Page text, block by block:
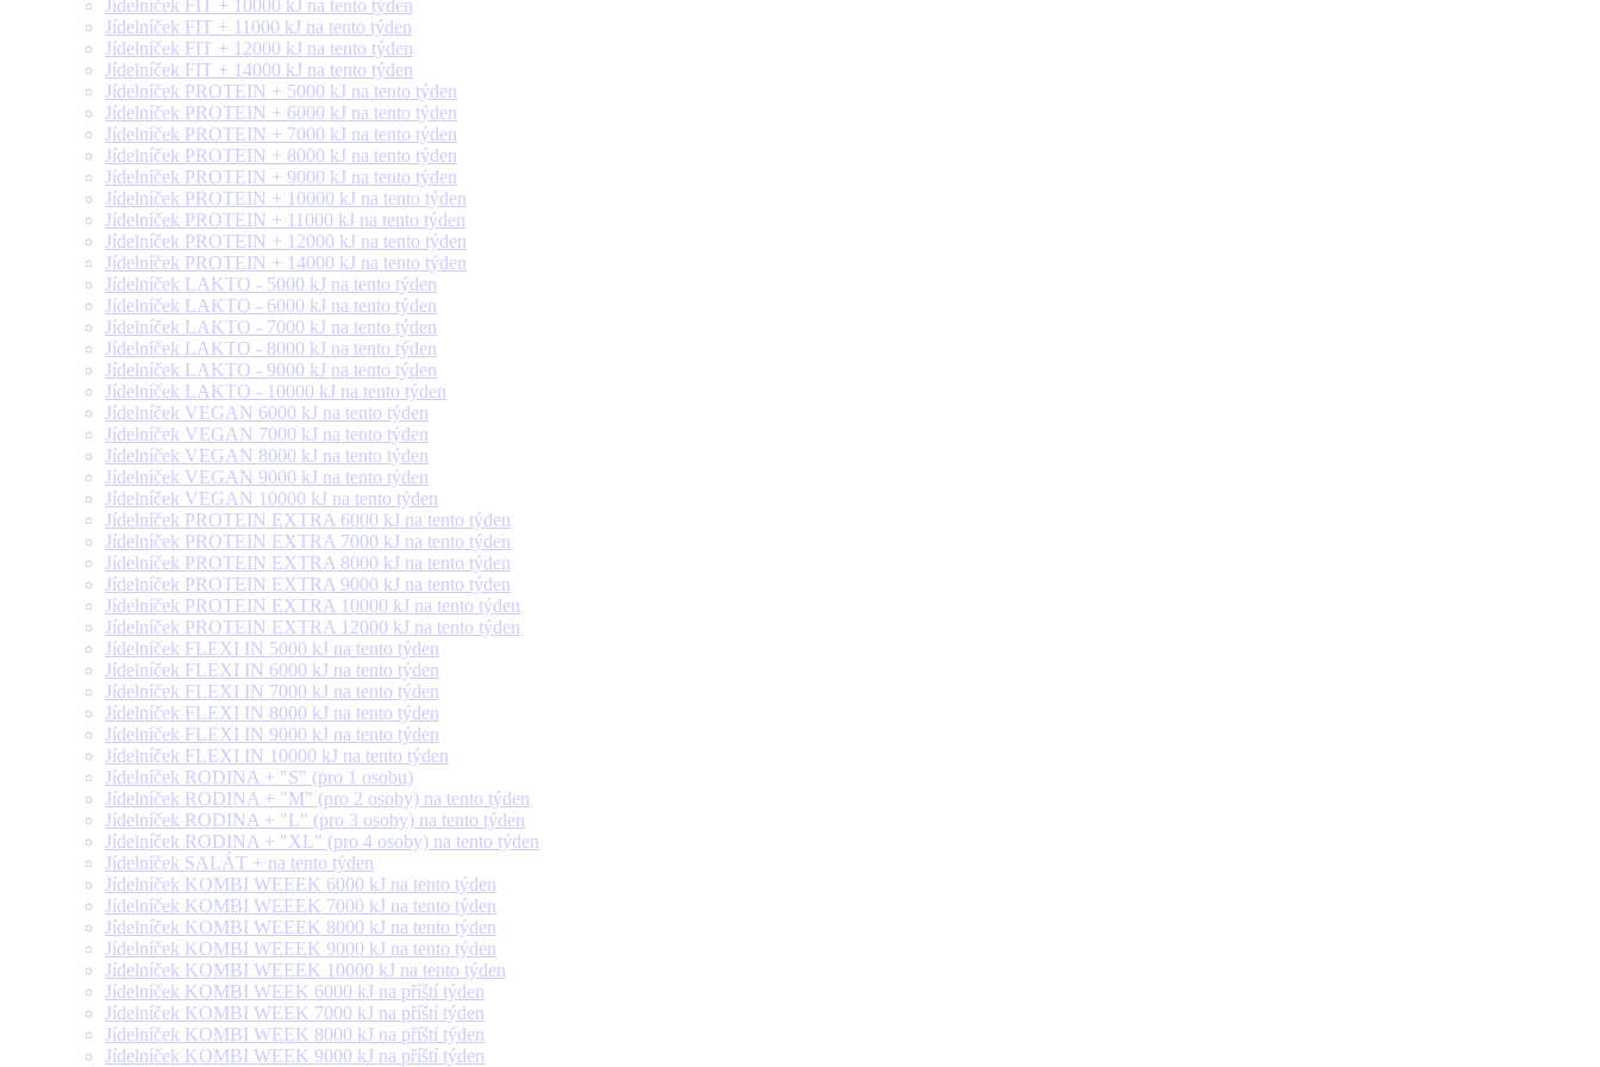
Jídelníček FIT + 10000 kJ na tento týden
Jídelníček FIT + 11000 kJ na tento týden
Jídelníček FIT + 12000 kJ na tento týden
Jídelníček FIT + 14000 kJ na tento týden
Jídelníček PROTEIN + 5000 kJ na tento týden
Jídelníček PROTEIN + 6000 kJ na tento týden
Jídelníček PROTEIN + 7000 kJ na tento týden
Jídelníček PROTEIN + 8000 kJ na tento týden
Jídelníček PROTEIN + 9000 kJ na tento týden
Jídelníček PROTEIN + 10000 kJ na tento týden
Jídelníček PROTEIN + 11000 kJ na tento týden
Jídelníček PROTEIN + 12000 kJ na tento týden
Jídelníček PROTEIN + 14000 kJ na tento týden
Jídelníček LAKTO - 5000 kJ na tento týden
Jídelníček LAKTO - 6000 kJ na tento týden
Jídelníček LAKTO - 7000 kJ na tento týden
Jídelníček LAKTO - 8000 kJ na tento týden
Jídelníček LAKTO - 9000 kJ na tento týden
Jídelníček LAKTO - 10000 kJ na tento týden
Jídelníček VEGAN 6000 kJ na tento týden
Jídelníček VEGAN 7000 kJ na tento týden
Jídelníček VEGAN 8000 kJ na tento týden
Jídelníček VEGAN 9000 kJ na tento týden
Jídelníček VEGAN 10000 kJ na tento týden
Jídelníček PROTEIN EXTRA 6000 kJ na tento týden
Jídelníček PROTEIN EXTRA 7000 kJ na tento týden
Jídelníček PROTEIN EXTRA 8000 kJ na tento týden
Jídelníček PROTEIN EXTRA 9000 kJ na tento týden
Jídelníček PROTEIN EXTRA 10000 kJ na tento týden
Jídelníček PROTEIN EXTRA 12000 kJ na tento týden
Jídelníček FLEXI IN 5000 kJ na tento týden
Jídelníček FLEXI IN 6000 kJ na tento týden
Jídelníček FLEXI IN 7000 kJ na tento týden
Jídelníček FLEXI IN 8000 kJ na tento týden
Jídelníček FLEXI IN 9000 kJ na tento týden
Jídelníček FLEXI IN 10000 kJ na tento týden
Jídelníček RODINA + "S" (pro 1 osobu)
Jídelníček RODINA + "M" (pro 2 osoby) na tento týden
Jídelníček RODINA + "L" (pro 3 osoby) na tento týden
Jídelníček RODINA + "XL" (pro 4 osoby) na tento týden
Jídelníček SALÁT + na tento týden
Jídelníček KOMBI WEEEK 6000 kJ na tento týden
Jídelníček KOMBI WEEEK 7000 kJ na tento týden
Jídelníček KOMBI WEEEK 8000 kJ na tento týden
Jídelníček KOMBI WEEEK 9000 kJ na tento týden
Jídelníček KOMBI WEEEK 10000 kJ na tento týden
Jídelníček KOMBI WEEK 6000 kJ na příští týden
Jídelníček KOMBI WEEK 7000 kJ na příští týden
Jídelníček KOMBI WEEK 8000 kJ na příští týden
Jídelníček KOMBI WEEK 9000 kJ na příští týden